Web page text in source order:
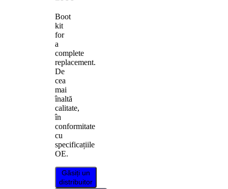
Boot
kit
for
a
complete
replacement.
De
cea
mai
înaltă
calitate,
în
conformitate
cu
specificațiile
OE.
Găsiți un
distribuitor